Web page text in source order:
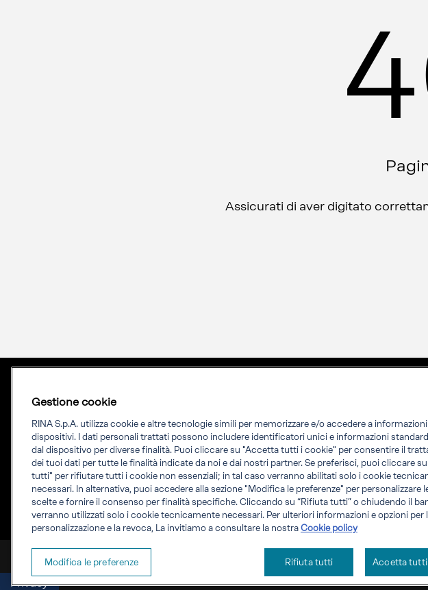
Assicurati di aver digitato
Priming your future
RINA Prime supporta i propri clienti nella
transizione verso un futuro più evoluto e
sostenibile
RINA Prime Value Services S.p.A. P.IVA IT 09587170961
Privacy
Gestione cookie
RINA S.p.A. utilizza cookie e altre tecnologie simili per memorizzare e/o accedere a
dispositivi. I dati personali trattati possono includere identificatori unici e informazioni
dal dispositivo per diverse finalità. Puoi cliccare su "Accetta tutti i cookie" per consentire il
dei tuoi dati per tutte le finalità indicate da noi e dai nostri partner. Se preferisci, puoi cliccare
tutti" per rifiutare tutti i cookie non essenziali; in tal caso verranno abilitati solo i cookie
necessari. In alternativa, puoi accedere alla sezione "Modifica le preferenze" per personalizzare
scelte e fornire il consenso per finalità specifiche. Cliccando su “Rifiuta tutti” o chiudendo il
verranno utilizzati solo i cookie tecnicamente necessari. Per ulteriori informazioni e opzioni per
personalizzazione e la revoca, La invitiamo a consultare la nostra Cookie policy
Modifica le preferenze Rifiuta tutti Accetta tutti